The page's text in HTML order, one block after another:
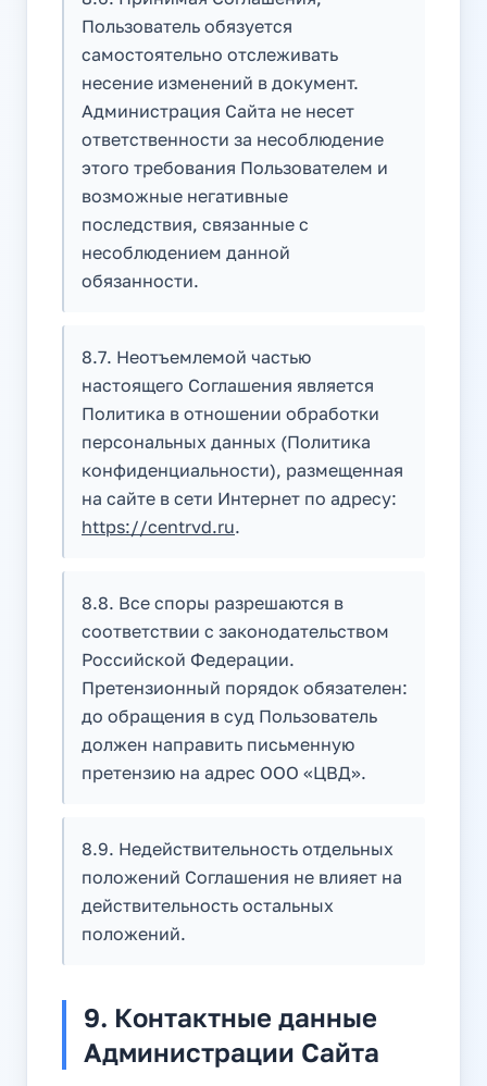
Пользователь обязуется
самостоятельно отслеживать
несение изменений в документ.
Администрация Сайта не несет
ответственности за несоблюдение
этого требования Пользователем и
возможные негативные
последствия, связанные с
несоблюдением данной
обязанности.
8.7. Неотъемлемой частью
настоящего Соглашения является
Политика в отношении обработки
персональных данных (Политика
конфиденциальности), размещенная
на сайте в сети Интернет по адресу:
https://centrvd.ru.
8.8. Все споры разрешаются в
соответствии с законодательством
Российской Федерации.
Претензионный порядок обязателен:
до обращения в суд Пользователь
должен направить письменную
претензию на адрес ООО «ЦВД».
8.9. Недействительность отдельных
положений Соглашения не влияет на
действительность остальных
положений.
9. Контактные данные
Администрации Сайта